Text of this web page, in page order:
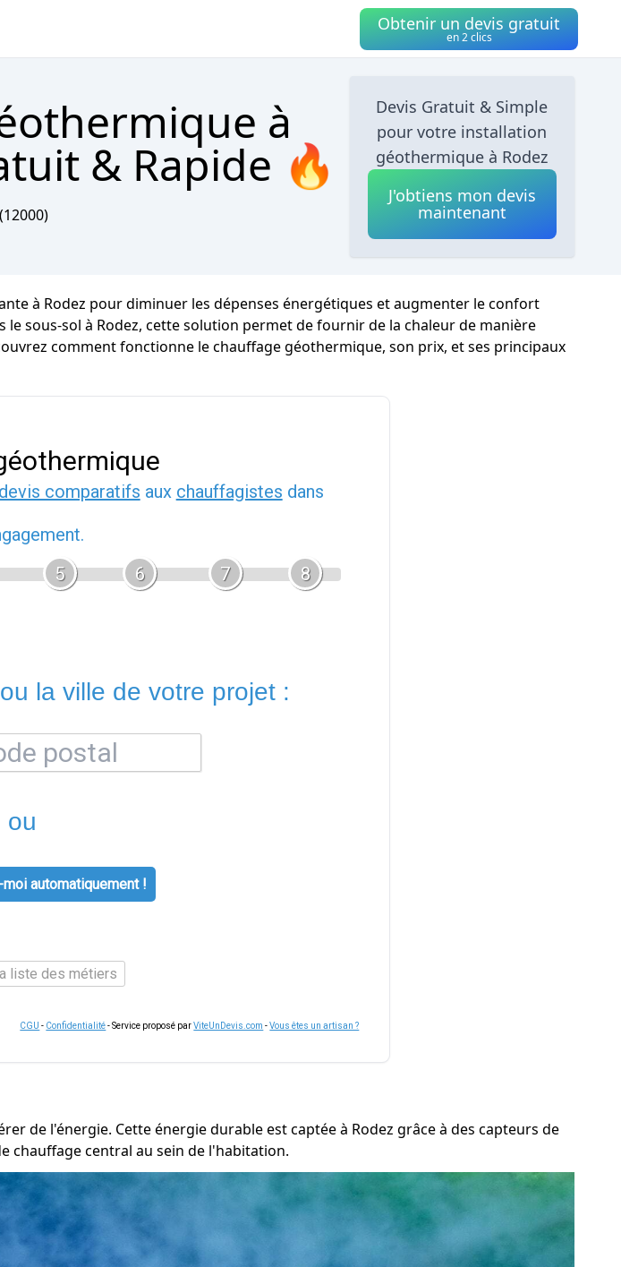
Obtenir un devis gratuit
en 2 clics
à
& Rapide 🔥
(12000)
Devis Gratuit & Simple
pour votre installation
géothermique à Rodez
J'obtiens mon devis
maintenant
à Rodez pour diminuer les dépenses énergétiques et augmenter le confort
sous-sol à Rodez, cette solution permet de fournir de la chaleur de manière
comment fonctionne le chauffage géothermique, son prix, et ses principaux
comparatifs aux chauffagistes dans
5 6 7 8
la ville de votre projet :
ou
automatiquement !
liste des métiers
CGU - Confidentialité- Service proposé parViteUnDevis.com -Vous êtes un artisan ?
de l'énergie. Cette énergie durable est captée à Rodez grâce à des capteurs de
chauffage central au sein de l'habitation.